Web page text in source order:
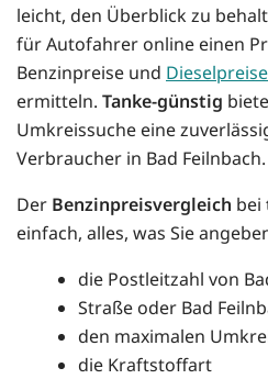
leicht, den Überblick zu
für Autofahrer online einen
Benzinpreise und
ermitteln. Tanke-günstig
Umkreissuche eine
Verbraucher in Bad Feilnbach.
Der Benzinpreisvergleich bei
einfach, alles, was Sie
die Postleitzahl von
Straße oder Bad
den maximalen
die Kraftstoffart